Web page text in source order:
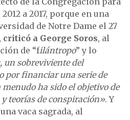
a 2017, porque en una
de Notre Dame el 27
criticó a George Soros, al
de “filántropo” y lo
un sobreviviente del
por financiar una serie de
menudo ha sido el objetivo de
teorías de conspiración». Y
vaca sagrada, al